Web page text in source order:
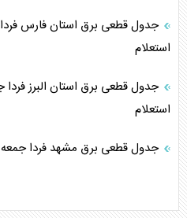
استعلام
استعلام
جدول قطعی برق مشهد فردا جمعه ۱۶ مرداد ۱۴۰۵ + نحوه استعلام